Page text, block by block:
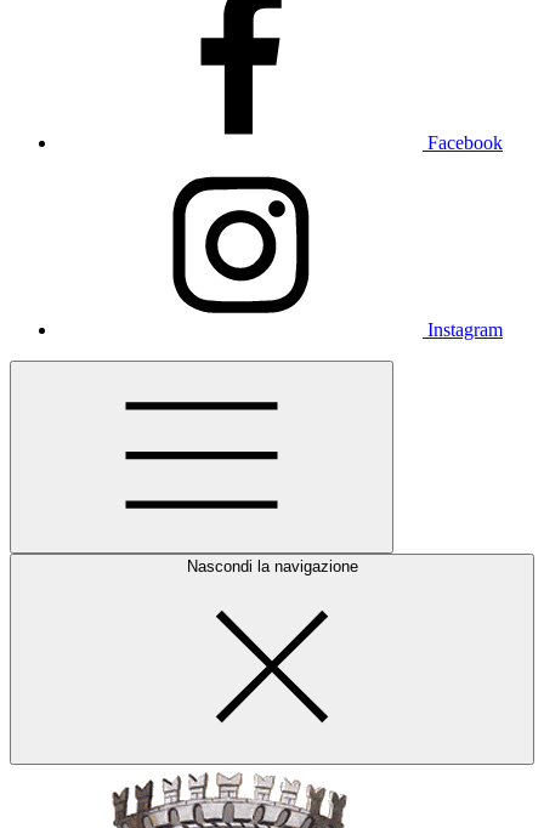
Facebook
Instagram
Nascondi la navigazione